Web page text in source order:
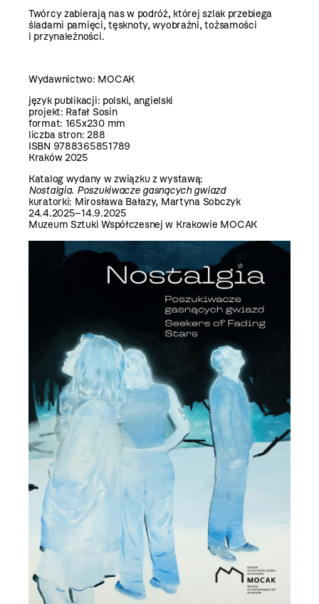
Twórcy zabierają nas w podróż, której szlak przebiega
śladami pamięci, tęsknoty, wyobraźni, tożsamości
i przynależności.
Wydawnictwo: MOCAK
język publikacji: polski, angielski
projekt: Rafał Sosin
format: 165x230 mm
liczba stron: 288
ISBN 9788365851789
Kraków 2025
Katalog wydany w związku z wystawą:
Nostalgia. Poszukiwacze gasnących gwiazd
kuratorki: Mirosława Bałazy, Martyna Sobczyk
24.4.2025–14.9.2025
Muzeum Sztuki Współczesnej w Krakowie MOCAK